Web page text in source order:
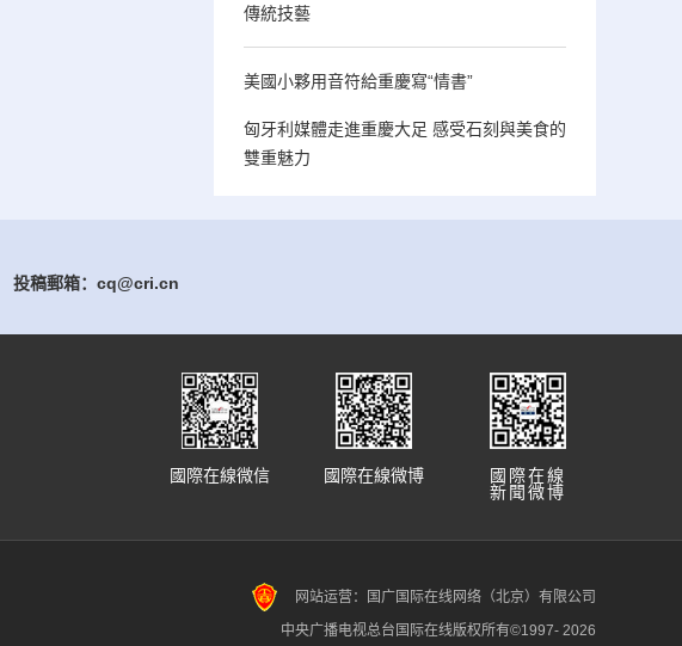
傳統技藝
美國小夥用音符給重慶寫“情書”
匈牙利媒體走進重慶大足 感受石刻與美食的
雙重魅力
投稿郵箱：cq@cri.cn
國際在線
新聞微博
國際在線微博
國際在線微信
网站运营：国广国际在线网络（北京）有限公司
中央广播电视总台国际在线版权所有©1997- 2026